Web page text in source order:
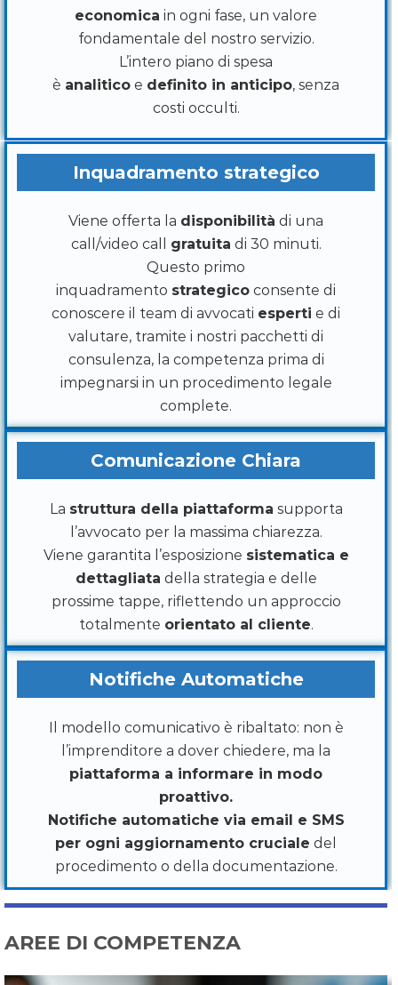
economica in ogni fase, un valore
fondamentale del nostro servizio.
L’intero piano di spesa
è analitico e definito in anticipo, senza
costi occulti.
Inquadramento strategico
Viene offerta la disponibilità di una
call/video call gratuita di 30 minuti.
Questo primo
inquadramento strategico consente di
conoscere il team di avvocati esperti e di
valutare, tramite i nostri pacchetti di
consulenza, la competenza prima di
impegnarsi in un procedimento legale
complete.
Comunicazione Chiara
La struttura della piattaforma supporta
l’avvocato per la massima chiarezza.
Viene garantita l’esposizione sistematica e
dettagliata della strategia e delle
prossime tappe, riflettendo un approccio
totalmente orientato al cliente.
Notifiche Automatiche
Il modello comunicativo è ribaltato: non è
l’imprenditore a dover chiedere, ma la
piattaforma a informare in modo
proattivo.
Notifiche automatiche via email e SMS
per ogni aggiornamento cruciale del
procedimento o della documentazione.
AREE DI COMPETENZA